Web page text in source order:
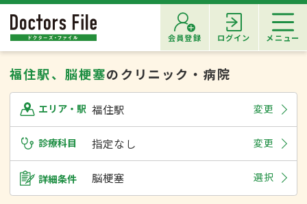
会員登録 ログイン メニュー
福住駅、脳梗塞のクリニック・病院
エリア・駅 福住駅 変更
診療科目 指定なし 変更
詳細条件 脳梗塞 選択